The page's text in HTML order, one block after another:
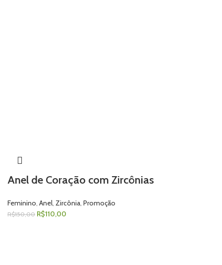
Anel de Coração com Zircônias
Feminino, Anel, Zircônia, Promoção
R$150,00 R$110,00